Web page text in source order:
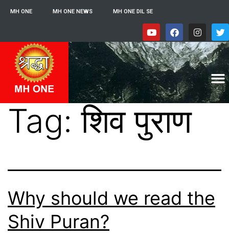
MH ONE MH ONE NEWS MH ONE DIL SE
Tag:शिव पुराण
Why should we read the
Shiv Puran?